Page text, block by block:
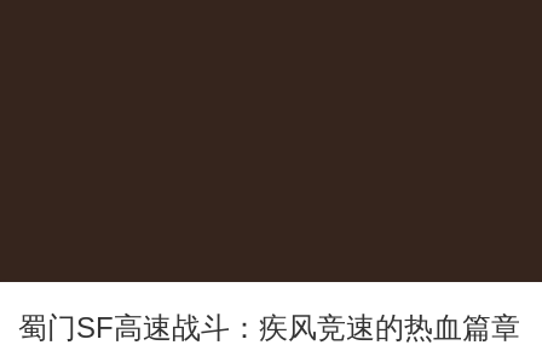
蜀门SF高速战斗：疾风竞速的热血篇章